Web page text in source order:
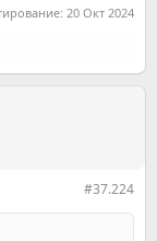
20 Окт 2024
#37.224